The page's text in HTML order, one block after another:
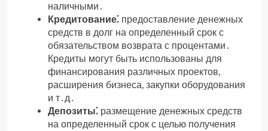
наличными․
Кредитование⁚ предоставление денежных
средств в долг на определенный срок с
обязательством возврата с процентами․
Кредиты могут быть использованы для
финансирования различных проектов,
расширения бизнеса, закупки оборудования
и т․д․
Депозиты⁚ размещение денежных средств
на определенный срок с целью получения